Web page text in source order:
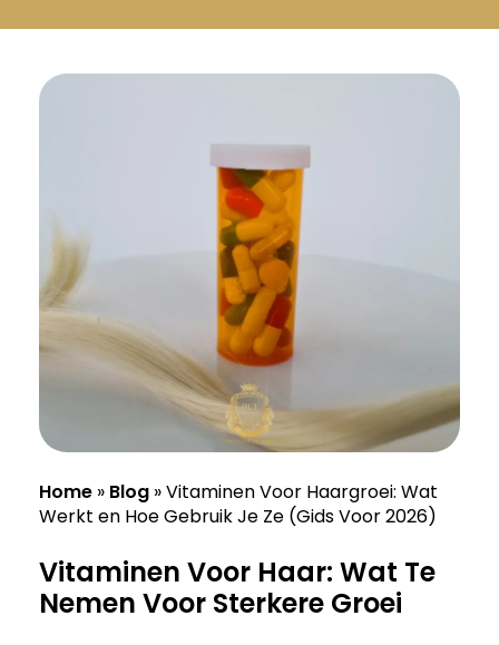
Home » Blog »Vitaminen Voor Haargroei: Wat
Werkt en Hoe Gebruik Je Ze (Gids Voor 2026)
Vitaminen Voor Haar: Wat Te
Nemen Voor Sterkere Groei